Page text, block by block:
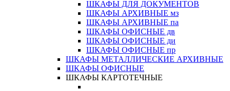
ШКАФЫ ДЛЯ ДОКУМЕНТОВ
ШКАФЫ АРХИВНЫЕ мз
ШКАФЫ АРХИВНЫЕ па
ШКАФЫ ОФИСНЫЕ дв
ШКАФЫ ОФИСНЫЕ ди
ШКАФЫ ОФИСНЫЕ пр
ШКАФЫ МЕТАЛЛИЧЕСКИЕ АРХИВНЫЕ
ШКАФЫ ОФИСНЫЕ
ШКАФЫ КАРТОТЕЧНЫЕ